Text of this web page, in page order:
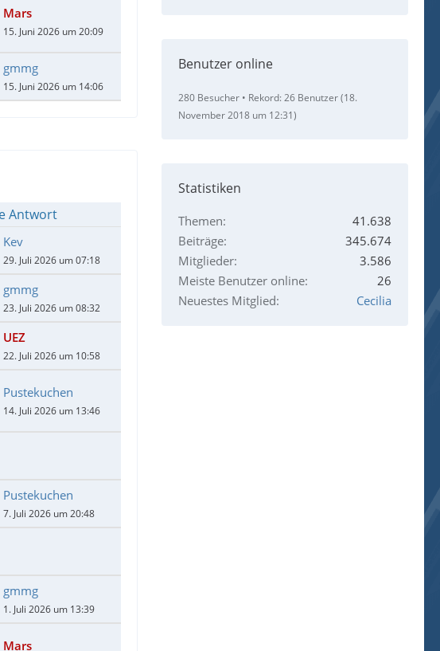
Mars
15. Juni 2026 um 20:09
gmmg
15. Juni 2026 um 14:06
Antwort
Kev
29. Juli 2026 um 07:18
gmmg
23. Juli 2026 um 08:32
UEZ
22. Juli 2026 um 10:58
Pustekuchen
14. Juli 2026 um 13:46
Pustekuchen
7. Juli 2026 um 20:48
gmmg
1. Juli 2026 um 13:39
Mars
Benutzer online
280 Besucher Rekord: 26 Benutzer (18.
November 2018 um 12:31)
Statistiken
Themen
41.638
Beiträge
345.674
Mitglieder
3.586
Meiste Benutzer online
26
Neuestes Mitglied
Cecilia